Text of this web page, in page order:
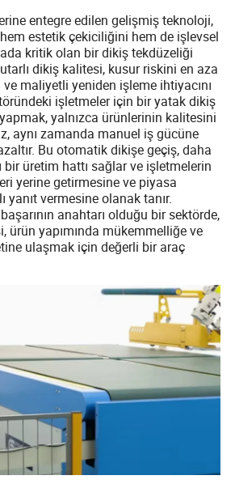
entegre edilen gelişmiş teknoloji,
estetik çekiciliğini hem de işlevsel
kritik olan bir dikiş tekdüzeliği
dikiş kalitesi, kusur riskini en aza
maliyetli yeniden işleme ihtiyacını
işletmeler için bir yatak dikiş
yalnızca ürünlerinin kalitesini
aynı zamanda manuel iş gücüne
Bu otomatik dikişe geçiş, daha
bir üretim hattı sağlar ve işletmelerin
yerine getirmesine ve piyasa
yanıt vermesine olanak tanır.
anahtarı olduğu bir sektörde,
ürün yapımında mükemmelliğe ve
ulaşmak için değerli bir araç